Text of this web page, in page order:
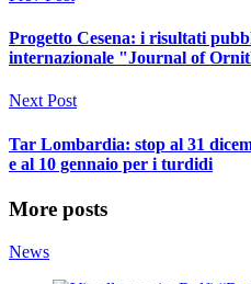
Progetto Cesena: i risultati
internazionale "Journal of
Next Post
Tar Lombardia: stop al 31
e al 10 gennaio per i turdidi
More posts
News